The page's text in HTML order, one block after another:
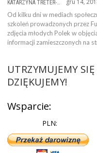
KATARZYNA TRETER-SIERPIŃSKA gru 14,
Od kilku dni w mediach
szkoleń prowadzonych przez
zdjęcia młodych Polek w
informacji zamieszczonych na
UTRZYMUJEMY
DZIĘKUJEMY!
Wsparcie:
PLN: